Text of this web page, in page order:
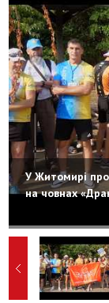
У Житомирі
на човнах